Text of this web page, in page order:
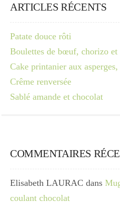
ARTICLES RÉCENTS
Patate douce rôti
Boulettes de bœuf, chorizo et
Cake printanier aux
Crême renversée
Sablé amande et chocolat
COMMENTAIRES
Elisabeth LAURAC dans
coulant chocolat